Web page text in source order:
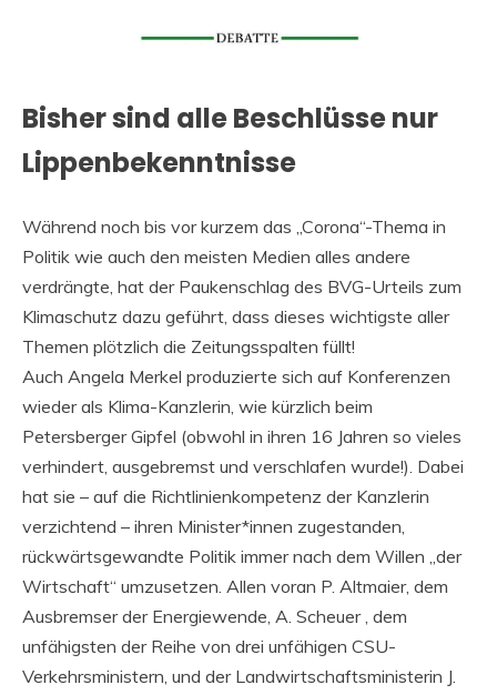
Bisher sind alle Beschlüsse nur
Lippenbekenntnisse
Während noch bis vor kurzem das „Corona“-Thema in
Politik wie auch den meisten Medien alles andere
verdrängte, hat der Paukenschlag des BVG-Urteils zum
Klimaschutz dazu geführt, dass dieses wichtigste aller
Themen plötzlich die Zeitungsspalten füllt!
Auch Angela Merkel produzierte sich auf Konferenzen
wieder als Klima-Kanzlerin, wie kürzlich beim
Petersberger Gipfel (obwohl in ihren 16 Jahren so vieles
verhindert, ausgebremst und verschlafen wurde!). Dabei
hat sie – auf die Richtlinienkompetenz der Kanzlerin
verzichtend – ihren Minister*innen zugestanden,
rückwärtsgewandte Politik immer nach dem Willen „der
Wirtschaft“ umzusetzen. Allen voran P. Altmaier, dem
Ausbremser der Energiewende, A. Scheuer , dem
unfähigsten der Reihe von drei unfähigen CSU-
Verkehrsministern, und der Landwirtschaftsministerin J.